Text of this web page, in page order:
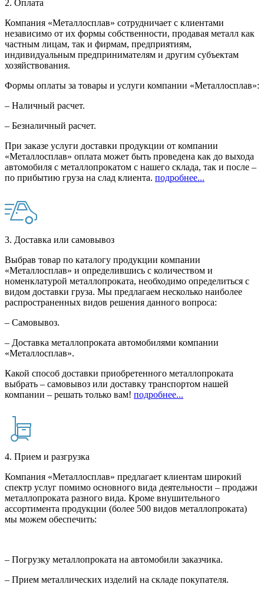
2. Оплата
Компания «Металлосплав» сотрудничает с клиентами
независимо от их формы собственности, продавая металл как
частным лицам, так и фирмам, предприятиям,
индивидуальным предпринимателям и другим субъектам
хозяйствования.
Формы оплаты за товары и услуги компании «Металлосплав»:
– Наличный расчет.
– Безналичный расчет.
При заказе услуги доставки продукции от компании
«Металлосплав» оплата может быть проведена как до выхода
автомобиля с металлопрокатом с нашего склада, так и после –
по прибытию груза на слад клиента. подробнее...
3. Доставка или самовывоз
Выбрав товар по каталогу продукции компании
«Металлосплав» и определившись с количеством и
номенклатурой металлопроката, необходимо определиться с
видом доставки груза. Мы предлагаем несколько наиболее
распространенных видов решения данного вопроса:
– Самовывоз.
– Доставка металлопроката автомобилями компании
«Металлосплав».
Какой способ доставки приобретенного металлопроката
выбрать – самовывоз или доставку транспортом нашей
компании – решать только вам! подробнее...
4. Прием и разгрузка
Компания «Металлосплав» предлагает клиентам широкий
спектр услуг помимо основного вида деятельности – продажи
металлопроката разного вида. Кроме внушительного
ассортимента продукции (более 500 видов металлопроката)
мы можем обеспечить:
– Погрузку металлопроката на автомобили заказчика.
– Прием металлических изделий на складе покупателя.